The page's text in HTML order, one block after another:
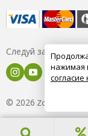
Следуй за нами
© 2026 ZooOptTorg.KZ
нажимая